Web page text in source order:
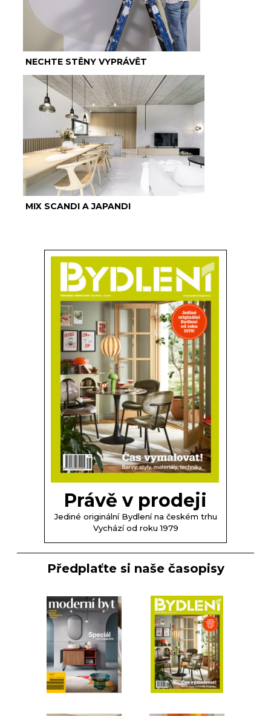
NECHTE STĚNY VYPRÁVĚT
MIX SCANDI A JAPANDI
Právě v prodeji
Jediné originální Bydlení na českém trhu
Vychází od roku 1979
Předplaťte si naše časopisy